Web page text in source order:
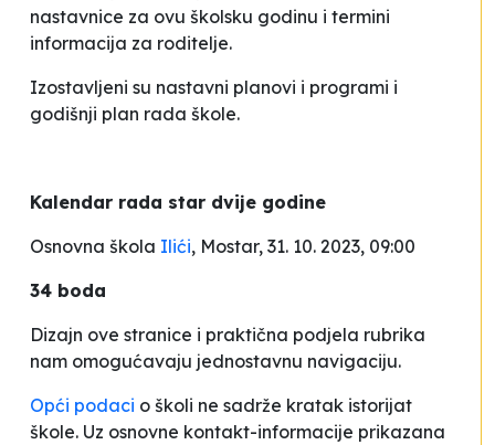
nastavnice za ovu školsku godinu i termini
informacija za roditelje.
Izostavljeni su nastavni planovi i programi i
godišnji plan rada škole.
Kalendar rada star dvije godine
Osnovna škola Ilići, Mostar, 31. 10. 2023, 09:00
34 boda
Dizajn ove stranice i praktična podjela rubrika
nam omogućavaju jednostavnu navigaciju.
Opći podaci o školi ne sadrže kratak istorijat
škole. Uz osnovne kontakt-informacije prikazana